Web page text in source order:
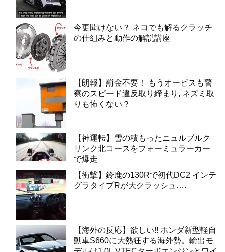
今更聞けない？ ネコでも解るクラッチ
の仕組みと動作の解説講座
【朗報】罰金不要！ もうオービスも警
察のスピード違反取り締まり, ネズミ取
りも怖くない？
【神運転】雪の積もったニュルブルク
リンク北コースをフォーミュラーカー
で爆走
【衝撃】鈴鹿の130Rで初代DC2 インテ
グラタイプRが大クラッシュ….
【海外の反応】欲しい!! ホンダ新型軽自
動車S660に大熱狂する海外勢。輸出モ